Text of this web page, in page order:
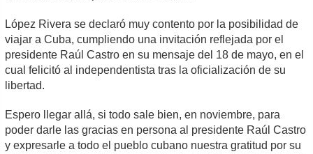
López Rivera se declaró muy contento por la posibilidad de
viajar a Cuba, cumpliendo una invitación reflejada por el
presidente Raúl Castro en su mensaje del 18 de mayo, en el
cual felicitó al independentista tras la oficialización de su
libertad.
Espero llegar allá, si todo sale bien, en noviembre, para
poder darle las gracias en persona al presidente Raúl Castro
y expresarle a todo el pueblo cubano nuestra gratitud por su